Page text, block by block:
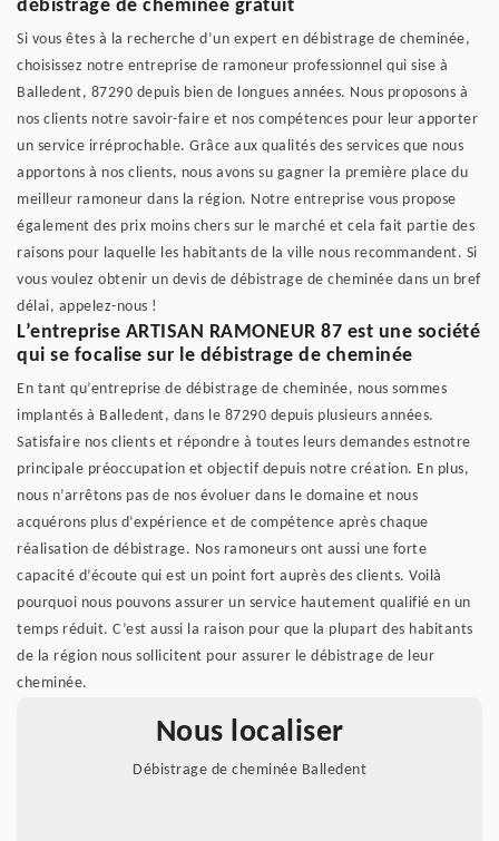
débistrage de cheminée gratuit
Si vous êtes à la recherche d’un expert en débistrage de cheminée,
choisissez notre entreprise de ramoneur professionnel qui sise à
Balledent, 87290 depuis bien de longues années. Nous proposons à
nos clients notre savoir-faire et nos compétences pour leur apporter
un service irréprochable. Grâce aux qualités des services que nous
apportons à nos clients, nous avons su gagner la première place du
meilleur ramoneur dans la région. Notre entreprise vous propose
également des prix moins chers sur le marché et cela fait partie des
raisons pour laquelle les habitants de la ville nous recommandent. Si
vous voulez obtenir un devis de débistrage de cheminée dans un bref
délai, appelez-nous !
L’entreprise ARTISAN RAMONEUR 87 est une société
qui se focalise sur le débistrage de cheminée
En tant qu’entreprise de débistrage de cheminée, nous sommes
implantés à Balledent, dans le 87290 depuis plusieurs années.
Satisfaire nos clients et répondre à toutes leurs demandes estnotre
principale préoccupation et objectif depuis notre création. En plus,
nous n’arrêtons pas de nos évoluer dans le domaine et nous
acquérons plus d’expérience et de compétence après chaque
réalisation de débistrage. Nos ramoneurs ont aussi une forte
capacité d’écoute qui est un point fort auprès des clients. Voilà
pourquoi nous pouvons assurer un service hautement qualifié en un
temps réduit. C’est aussi la raison pour que la plupart des habitants
de la région nous sollicitent pour assurer le débistrage de leur
cheminée.
Nous localiser
Débistrage de cheminée Balledent